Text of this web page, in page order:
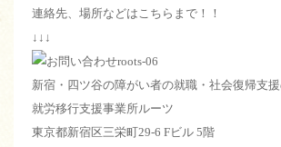
連絡先、場所などはこちらまで！！
↓↓↓
新宿・四ツ谷の障がい者の就職・社会復帰支
就労移行支援事業所ルーツ
東京都新宿区三栄町29-6 Fビル 5階